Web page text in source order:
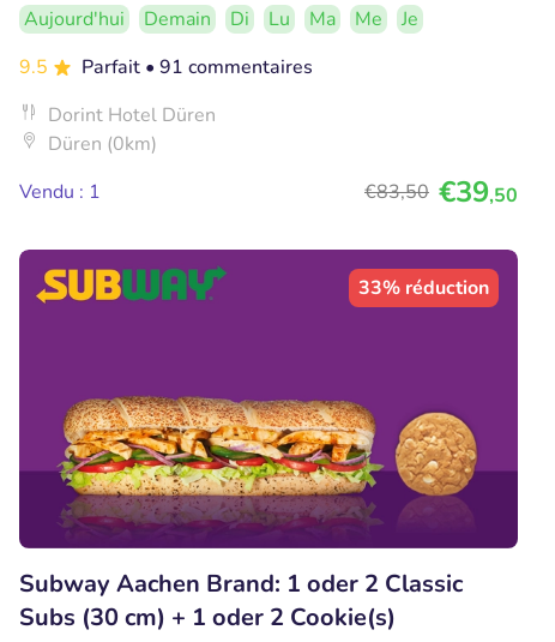
Aujourd'hui Demain Di Lu Ma Me
Je
9.5
Parfait • 91 commentaires
Dorint Hotel Düren
Düren (0km)
Vendu : 1
€83,50 €39,50
33% réduction
Subway Aachen Brand: 1 oder 2 Classic
Subs (30 cm) + 1 oder 2 Cookie(s)